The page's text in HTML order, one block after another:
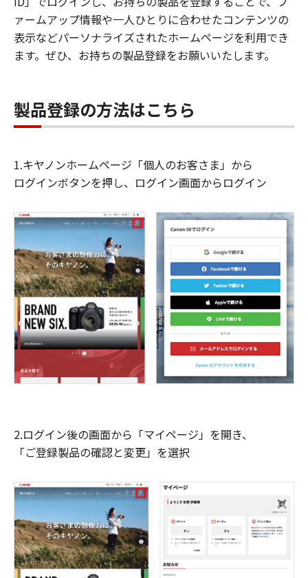
ァームアップ情報や一人ひとりに合わせたコンテンツの
表示などパーソナライズされたホームページを利用でき
ます。ぜひ、お持ちの製品登録をお願いいたします。
製品登録の方法はこちら
1.キヤノンホームページ「個人のお客さま」から
ログインボタンを押し、ログイン画面からログイン
2.ログイン後の画面から「マイページ」を開き、
「ご登録製品の確認と変更」を選択